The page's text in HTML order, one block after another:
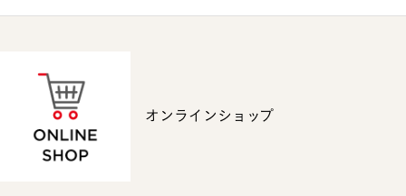
オンラインショップ